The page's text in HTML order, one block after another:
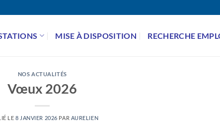
MISE À DISPOSITION RECHERCHE
NOS ACTUALITÉS
Vœux 2026
LE 8 JANVIER 2026 PAR AURELIEN